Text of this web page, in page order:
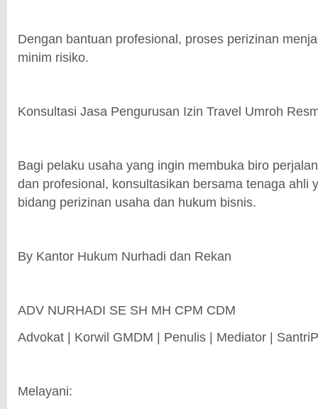
Dengan bantuan profesional, proses perizinan
minim risiko.
Konsultasi Jasa Pengurusan Izin Travel Umroh
Bagi pelaku usaha yang ingin membuka biro
dan profesional, konsultasikan bersama tenaga ahli
bidang perizinan usaha dan hukum bisnis.
By Kantor Hukum Nurhadi dan Rekan
ADV NURHADI SE SH MH CPM CDM
Advokat | Korwil GMDM | Penulis | Mediator |
Melayani: